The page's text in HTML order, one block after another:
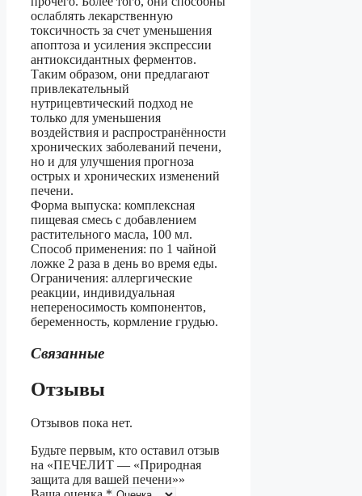
ослаблять лекарственную
токсичность за счет уменьшения
апоптоза и усиления экспрессии
антиоксидантных ферментов.
Таким образом, они предлагают
привлекательный
нутрицевтический подход не
только для уменьшения
воздействия и распространённости
хронических заболеваний печени,
но и для улучшения прогноза
острых и хронических изменений
печени.
Форма выпуска: комплексная
пищевая смесь c добавлением
растительного масла, 100 мл.
Способ применения: по 1 чайной
ложке 2 раза в день во время еды.
Ограничения: аллергические
реакции, индивидуальная
непереносимость компонентов,
беременность, кормление грудью.
Связанные
Отзывы
Отзывов пока нет.
Будьте первым, кто оставил отзыв
на «ПЕЧЕЛИТ — «Природная
защита для вашей печени»»